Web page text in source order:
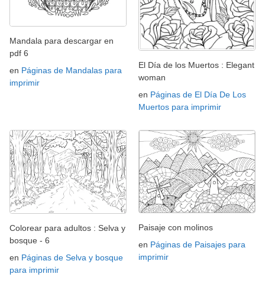
Mandala para descargar en
pdf 6
en Páginas de Mandalas para
imprimir
El Día de los Muertos : Elegant
woman
en Páginas de El Día De Los
Muertos para imprimir
Colorear para adultos : Selva y
bosque - 6
en Páginas de Selva y bosque
para imprimir
Paisaje con molinos
en Páginas de Paisajes para
imprimir